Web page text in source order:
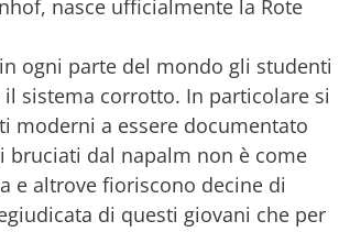
nasce ufficialmente la Rote
ogni parte del mondo gli studenti
sistema corrotto. In particolare si
moderni a essere documentato
dal napalm non è come
e altrove fioriscono decine di
di questi giovani che per